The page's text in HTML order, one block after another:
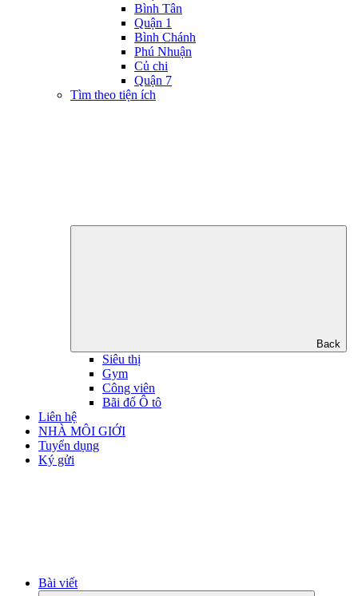
Bình Tân
Quận 1
Bình Chánh
Phú Nhuận
Củ chi
Quận 7
Tìm theo tiện ích
Back
Siêu thị
Gym
Công viên
Bãi đổ Ô tô
Liên hệ
NHÀ MÔI GIỚI
Tuyển dụng
Ký gửi
Bài viết